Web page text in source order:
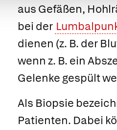
aus Gefäßen,
bei der
dienen (z. B. der
wenn z. B. ein
Gelenke gespült
Als Biopsie
Patienten. Dabei